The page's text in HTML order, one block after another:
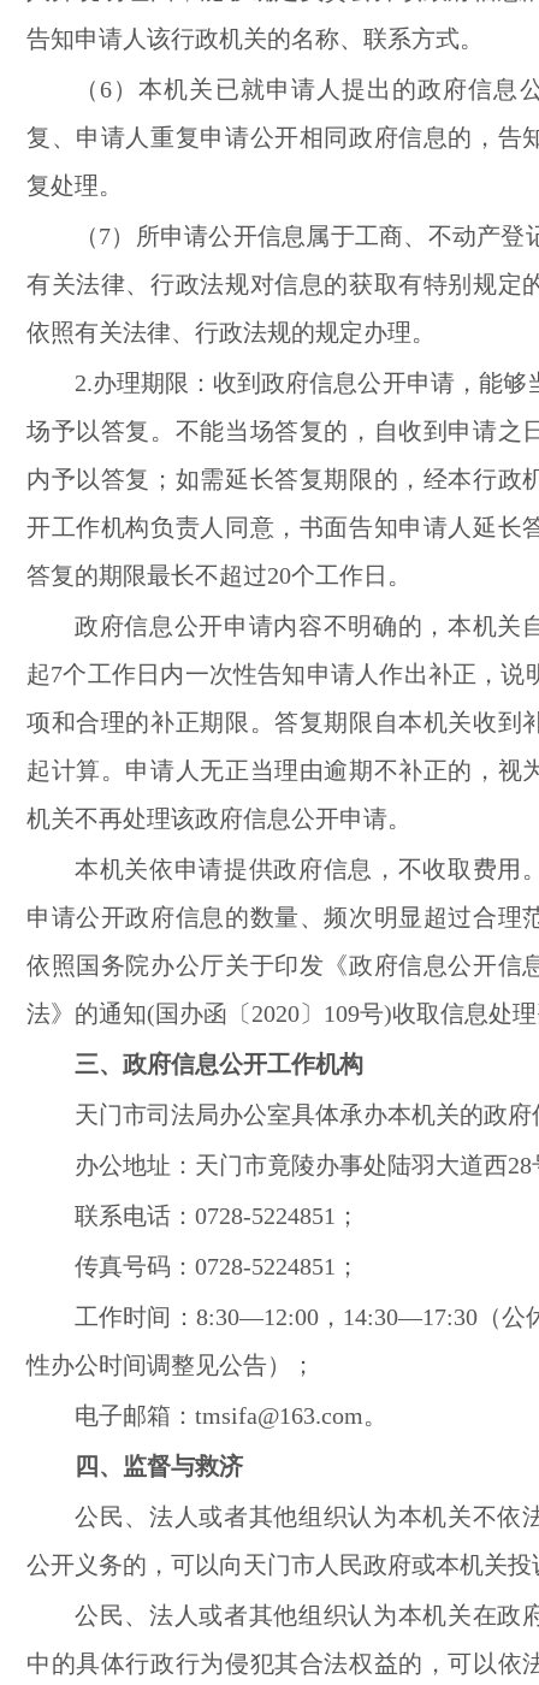
告知申请人该行政机关的名称、联系方式。
（6）本机关已就申请人提出的政府信息
复、申请人重复申请公开相同政府信息的，告
复处理。
（7）所申请公开信息属于工商、不动产登
有关法律、行政法规对信息的获取有特别规定
依照有关法律、行政法规的规定办理。
2.办理期限：收到政府信息公开申请，能够
场予以答复。不能当场答复的，自收到申请之
内予以答复；如需延长答复期限的，经本行政
开工作机构负责人同意，书面告知申请人延长
答复的期限最长不超过20个工作日。
政府信息公开申请内容不明确的，本机关
起7个工作日内一次性告知申请人作出补正，说
项和合理的补正期限。答复期限自本机关收到
起计算。申请人无正当理由逾期不补正的，视
机关不再处理该政府信息公开申请。
本机关依申请提供政府信息，不收取费用
申请公开政府信息的数量、频次明显超过合理
依照国务院办公厅关于印发《政府信息公开信
法》的通知(国办函〔2020〕109号)收取信息处
三、政府信息公开工作机构
天门市司法局办公室具体承办本机关的政
办公地址：天门市竟陵办事处陆羽大道西28
联系电话： 0728-5224851 ；
传真号码：0728-5224851；
工作时间：8:30—12:00，14:30—17:30（公
性办公时间调整见公告）；
电子邮箱：tmsifa@163.com。
四、监督与救济
公民、法人或者其他组织认为本机关不依
公开义务的，可以向天门市人民政府或本机关投
公民、法人或者其他组织认为本机关在政
中的具体行政行为侵犯其合法权益的，可以依